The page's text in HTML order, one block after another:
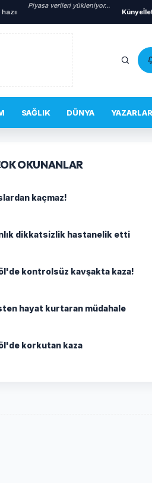
yeni mobil araç İnegöl'ün lezzetleri
Piyasa verileri yükleniyor...
Künye
SAĞLIK DÜNYA YAZARLAR
OKUNANLAR
kaçmaz!
dikkatsizlik hastanelik etti
kontrolsüz kavşakta kaza!
hayat kurtaran müdahale
korkutan kaza